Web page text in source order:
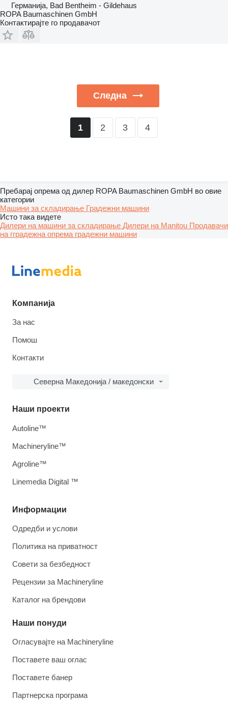
Германија, Bad Bentheim - Gildehaus
ROPA Baumaschinen GmbH
Контактирајте го продавачот
Следна
1 2 3 4
Пребарај опрема од дилер ROPA Baumaschinen GmbH во овие
категории
Машини за складирање Градежни машини
Исто така видете
Дилери на машини за складирање Дилери на Manitou Продавачи
на гградежна опрема градежни машини
Компанија
За нас
Помош
Контакти
Северна Македонија / македонски
Информации
Одредби и услови
Политика на приватност
Совети за безбедност
Рецензии за Machineryline
Каталог на брендови
Наши понуди
Огласувајте на Machineryline
Поставете ваш оглас
Поставете банер
Партнерска програма
Наши проекти
Autoline™
Machineryline™
Agroline™
Linemedia Digital ™